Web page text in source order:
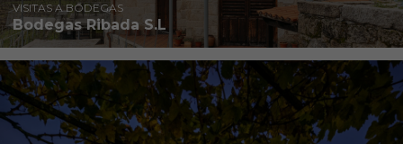
VISITAS A BODEGAS
Bodegas Ribada S.L